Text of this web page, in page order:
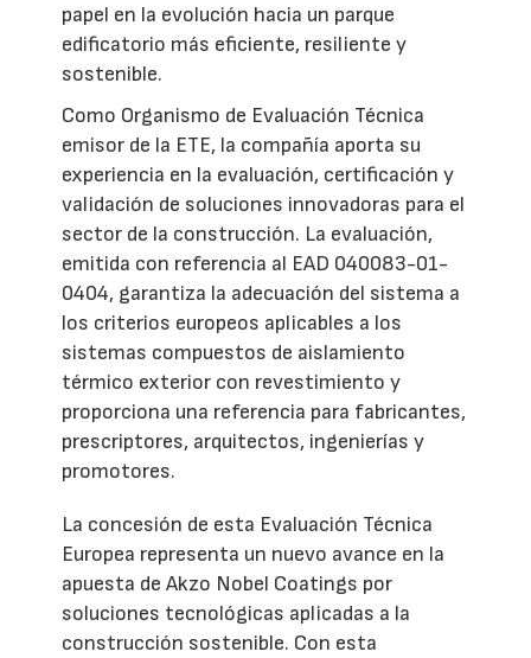
papel en la evolución hacia un parque
edificatorio más eficiente, resiliente y
sostenible.
Como Organismo de Evaluación Técnica
emisor de la ETE, la compañía aporta su
experiencia en la evaluación, certificación y
validación de soluciones innovadoras para el
sector de la construcción. La evaluación,
emitida con referencia al EAD 040083-01-
0404, garantiza la adecuación del sistema a
los criterios europeos aplicables a los
sistemas compuestos de aislamiento
térmico exterior con revestimiento y
proporciona una referencia para fabricantes,
prescriptores, arquitectos, ingenierías y
promotores.
La concesión de esta Evaluación Técnica
Europea representa un nuevo avance en la
apuesta de Akzo Nobel Coatings por
soluciones tecnológicas aplicadas a la
construcción sostenible. Con esta